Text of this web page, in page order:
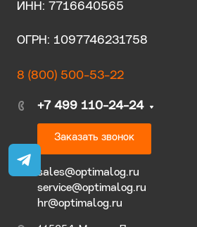
ИНН: 7716640565
ОГРН: 1097746231758
8 (800) 500-53-22
+7 499 110-24-24
Заказать звонок
sales@optimalog.ru
service@optimalog.ru
hr@optimalog.ru